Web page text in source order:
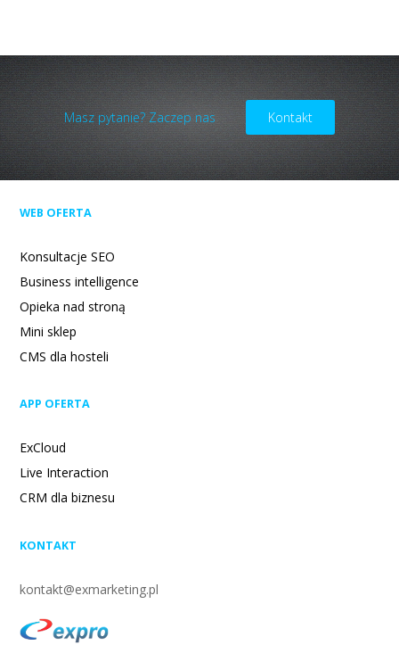
Masz pytanie? Zaczep nas Kontakt
WEB OFERTA
Konsultacje SEO
Business intelligence
Opieka nad stroną
Mini sklep
CMS dla hosteli
APP OFERTA
ExCloud
Live Interaction
CRM dla biznesu
KONTAKT
kontakt@exmarketing.pl